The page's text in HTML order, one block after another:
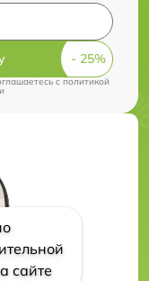
cполитикой
сайте